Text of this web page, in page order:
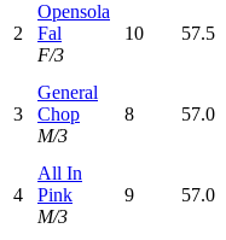
2
Opensola
Fal
F/3
10 57.5
3
General
Chop
M/3
8 57.0
4
All In
Pink
M/3
9 57.0